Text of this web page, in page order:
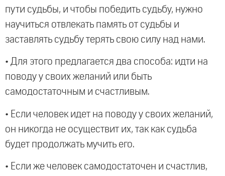
пути судьбы, и чтобы победить судьбу, нужно
научиться отвлекать память от судьбы и
заставлять судьбу терять свою силу над нами.
• Для этого предлагается два способа: идти на
поводу у своих желаний или быть
самодостаточным и счастливым.
• Если человек идет на поводу у своих желаний,
он никогда не осуществит их, так как судьба
будет продолжать мучить его.
• Если же человек самодостаточен и счастлив,